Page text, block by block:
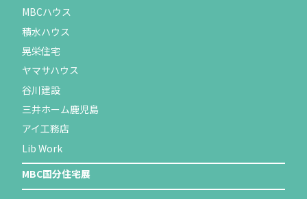
MBCハウス
積水ハウス
晃栄住宅
ヤマサハウス
谷川建設
三井ホーム鹿児島
アイ工務店
Lib Work
MBC国分住宅展